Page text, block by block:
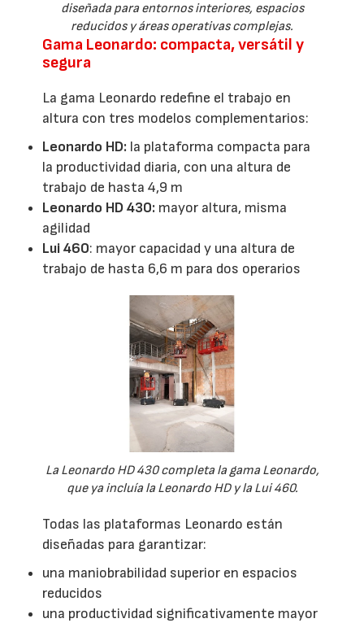
diseñada para entornos interiores, espacios
reducidos y áreas operativas complejas.
Gama Leonardo: compacta, versátil y
segura
La gama Leonardo redefine el trabajo en
altura con tres modelos complementarios:
Leonardo HD: la plataforma compacta para
la productividad diaria, con una altura de
trabajo de hasta 4,9 m
Leonardo HD 430: mayor altura, misma
agilidad
Lui 460: mayor capacidad y una altura de
trabajo de hasta 6,6 m para dos operarios
La Leonardo HD 430 completa la gama Leonardo,
que ya incluía la Leonardo HD y la Lui 460.
Todas las plataformas Leonardo están
diseñadas para garantizar:
una maniobrabilidad superior en espacios
reducidos
una productividad significativamente mayor